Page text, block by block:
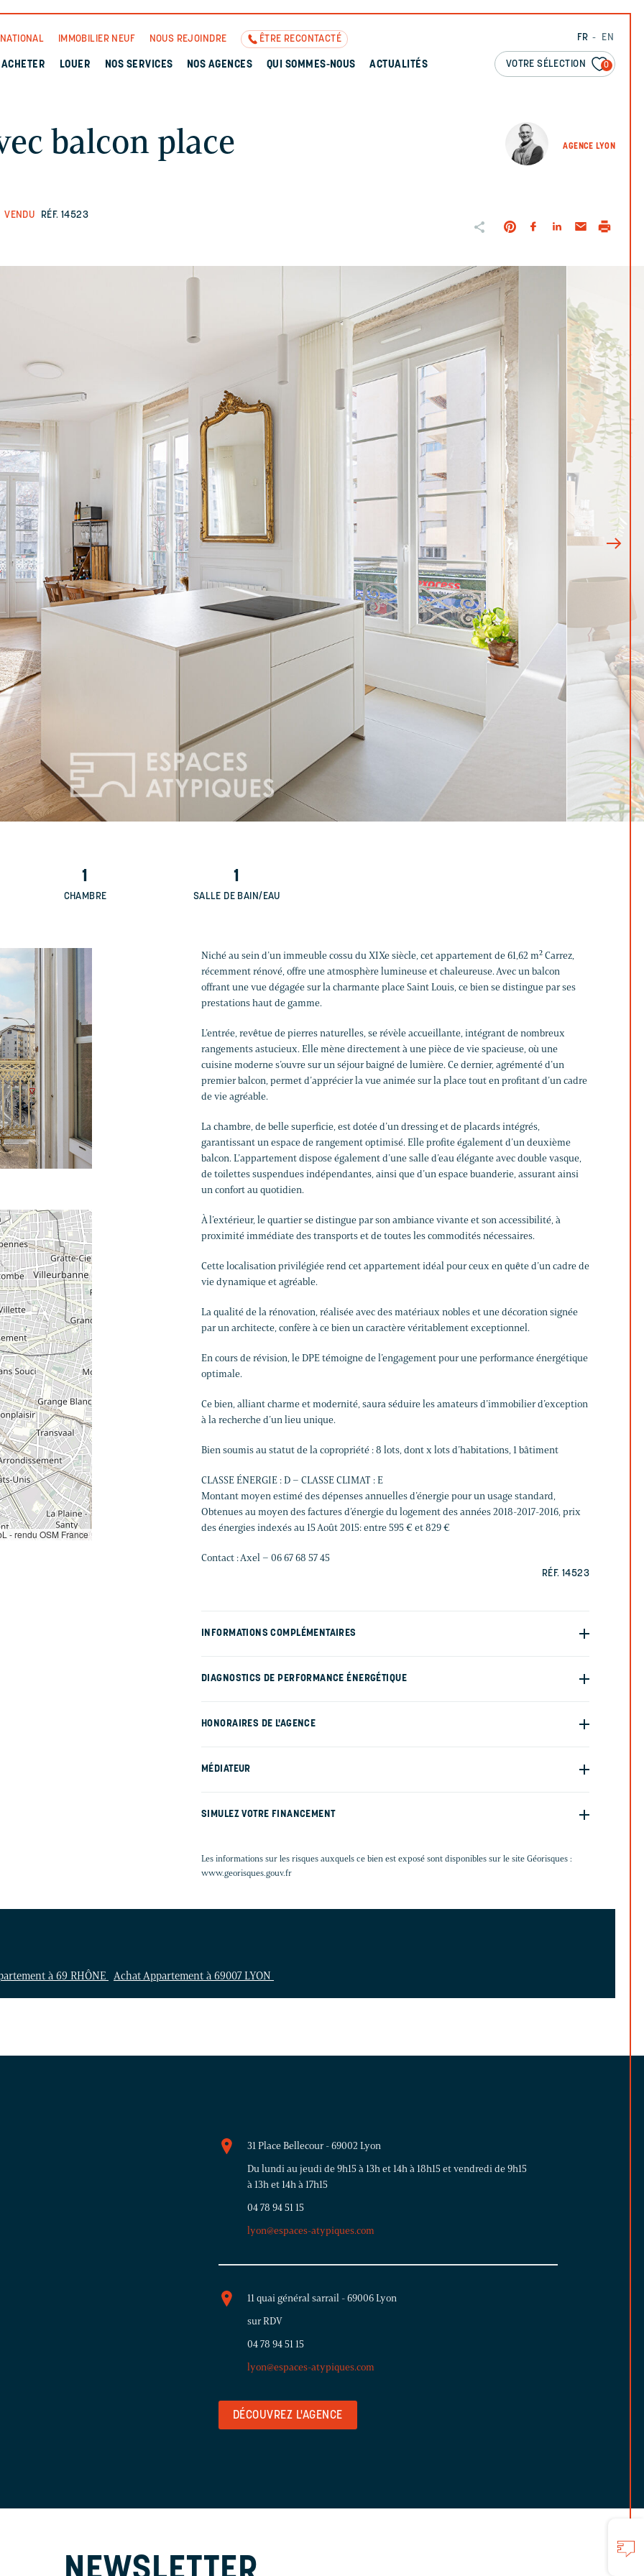
FR EN
VOTRE SÉLECTION 0
IMMOBILIER NEUF NOUS REJOINDRE ÊTRE RECONTACTÉ
ACHETER LOUER NOS SERVICES NOS AGENCES QUI SOMMES-NOUS ACTUALITÉS
AGENCE LYON
balcon place
VENDU RÉF. 14523
1
CHAMBRE
1
SALLE DE BAIN/EAU
Niché au sein d’un immeuble cossu du XIXe siècle, cet appartement de 61,62 m² Carrez,
récemment rénové, offre une atmosphère lumineuse et chaleureuse. Avec un balcon
offrant une vue dégagée sur la charmante place Saint Louis, ce bien se distingue par ses
prestations haut de gamme.
L’entrée, revêtue de pierres naturelles, se révèle accueillante, intégrant de nombreux
rangements astucieux. Elle mène directement à une pièce de vie spacieuse, où une
cuisine moderne s’ouvre sur un séjour baigné de lumière. Ce dernier, agrémenté d’un
premier balcon, permet d’apprécier la vue animée sur la place tout en profitant d’un cadre
de vie agréable.
La chambre, de belle superficie, est dotée d’un dressing et de placards intégrés,
garantissant un espace de rangement optimisé. Elle profite également d’un deuxième
balcon. L’appartement dispose également d’une salle d’eau élégante avec double vasque,
de toilettes suspendues indépendantes, ainsi que d’un espace buanderie, assurant ainsi
un confort au quotidien.
À l’extérieur, le quartier se distingue par son ambiance vivante et son accessibilité, à
proximité immédiate des transports et de toutes les commodités nécessaires.
Cette localisation privilégiée rend cet appartement idéal pour ceux en quête d’un cadre de
vie dynamique et agréable.
La qualité de la rénovation, réalisée avec des matériaux nobles et une décoration signée
par un architecte, confère à ce bien un caractère véritablement exceptionnel.
En cours de révision, le DPE témoigne de l’engagement pour une performance énergétique
optimale.
Ce bien, alliant charme et modernité, saura séduire les amateurs d’immobilier d’exception
à la recherche d’un lieu unique.
Bien soumis au statut de la copropriété : 8 lots, dont x lots d’habitations, 1 bâtiment
CLASSE ÉNERGIE : D – CLASSE CLIMAT : E
Montant moyen estimé des dépenses annuelles d’énergie pour un usage standard,
Obtenues au moyen des factures d’énergie du logement des années 2018-2017-2016, prix
des énergies indexés au 15 Août 2015: entre 595 € et 829 €
Contact : Axel – 06 67 68 57 45
RÉF. 14523
INFORMATIONS COMPLÉMENTAIRES
DIAGNOSTICS DE PERFORMANCE ÉNERGÉTIQUE
HONORAIRES DE L'AGENCE
MÉDIATEUR
SIMULEZ VOTRE FINANCEMENT
Les informations sur les risques auxquels ce bien est exposé sont disponibles sur le site Géorisques :
www.georisques.gouv.fr
- rendu OSM France
à 69 RHÔNE Achat Appartement à 69007 LYON
31 Place Bellecour - 69002 Lyon
Du lundi au jeudi de 9h15 à 13h et 14h à 18h15 et vendredi de 9h15
à 13h et 14h à 17h15
04 78 94 51 15
lyon@espaces-atypiques.com
11 quai général sarrail - 69006 Lyon
sur RDV
04 78 94 51 15
lyon@espaces-atypiques.com
DÉCOUVREZ L'AGENCE